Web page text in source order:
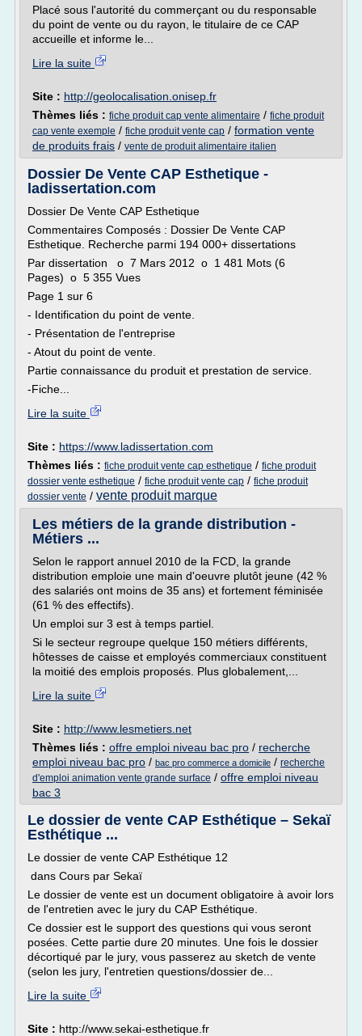
Placé sous l'autorité du commerçant ou du responsable
du point de vente ou du rayon, le titulaire de ce CAP
accueille et informe le...
Lire la suite
Site : http://geolocalisation.onisep.fr
Thèmes liés : fiche produit cap vente alimentaire / fiche produit
cap vente exemple / fiche produit vente cap / formation vente
de produits frais / vente de produit alimentaire italien
Dossier De Vente CAP Esthetique -
ladissertation.com
Dossier De Vente CAP Esthetique
Commentaires Composés : Dossier De Vente CAP
Esthetique. Recherche parmi 194 000+ dissertations
Par dissertation o 7 Mars 2012 o 1 481 Mots (6
Pages) o 5 355 Vues
Page 1 sur 6
- Identification du point de vente.
- Présentation de l'entreprise
- Atout du point de vente.
Partie connaissance du produit et prestation de service.
-Fiche...
Lire la suite
Site : https://www.ladissertation.com
Thèmes liés : fiche produit vente cap esthetique / fiche produit
dossier vente esthetique / fiche produit vente cap / fiche produit
dossier vente / vente produit marque
Les métiers de la grande distribution -
Métiers ...
Selon le rapport annuel 2010 de la FCD, la grande
distribution emploie une main d'oeuvre plutôt jeune (42 %
des salariés ont moins de 35 ans) et fortement féminisée
(61 % des effectifs).
Un emploi sur 3 est à temps partiel.
Si le secteur regroupe quelque 150 métiers différents,
hôtesses de caisse et employés commerciaux constituent
la moitié des emplois proposés. Plus globalement,...
Lire la suite
Site : http://www.lesmetiers.net
Thèmes liés : offre emploi niveau bac pro / recherche
emploi niveau bac pro / bac pro commerce a domicile / recherche
d'emploi animation vente grande surface / offre emploi niveau
bac 3
Le dossier de vente CAP Esthétique – Sekaï
Esthétique ...
Le dossier de vente CAP Esthétique 12
dans Cours par Sekaï
Le dossier de vente est un document obligatoire à avoir lors
de l'entretien avec le jury du CAP Esthétique.
Ce dossier est le support des questions qui vous seront
posées. Cette partie dure 20 minutes. Une fois le dossier
décortiqué par le jury, vous passerez au sketch de vente
(selon les jury, l'entretien questions/dossier de...
Lire la suite
Site : http://www.sekai-esthetique.fr